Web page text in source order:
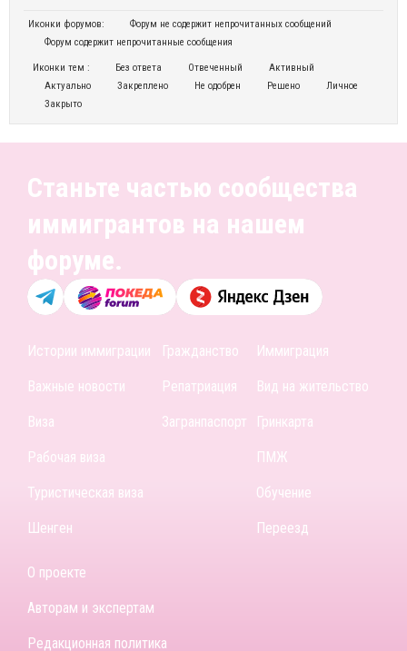
Иконки форумов:
Форум не содержит непрочитанных сообщений
Форум содержит непрочитанные сообщения
Иконки тем : Без ответа Отвеченный
Активный
Актуально
Закреплено Не одобрен Решено
Личное
Закрыто
Станьте частью сообщества
иммигрантов на нашем
форуме.
Истории иммиграции
Важные новости
Виза
Рабочая виза
Туристическая виза
Шенген
Гражданство
Репатриация
Загранпаспорт
Иммиграция
Вид на жительство
Гринкарта
ПМЖ
Обучение
Переезд
О проекте
Авторам и экспертам
Редакционная политика